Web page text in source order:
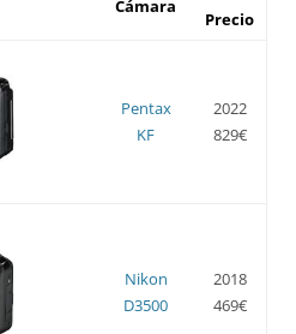
Cámara
Precio
Pentax
KF
2022
829€
Nikon
D3500
2018
469€